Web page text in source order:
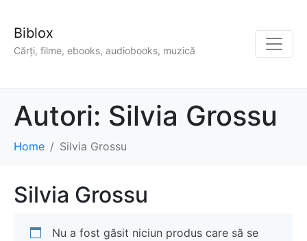
Biblox
Cărți, filme, ebooks, audiobooks, muzică
Autori: Silvia Grossu
Home Silvia Grossu
Silvia Grossu
Nu a fost găsit niciun produs care să se